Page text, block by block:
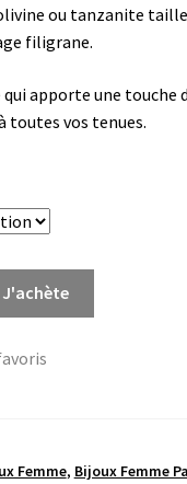
ou tanzanite
filigrane.
apporte une touche
toutes vos tenues.
J'achète
Femme, Bijoux Femme